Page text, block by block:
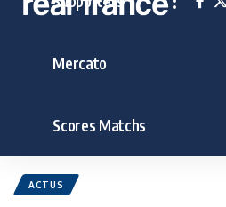
Mercato
Scores Matchs
ACTUS